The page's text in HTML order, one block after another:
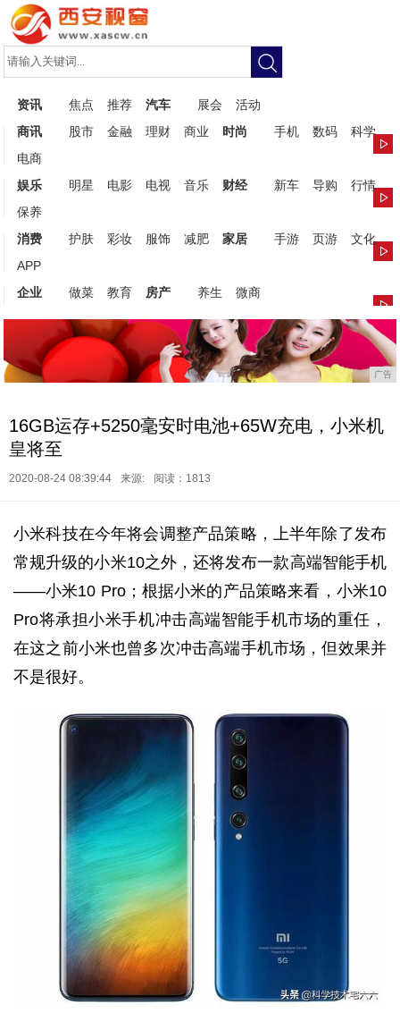
资讯 焦点 推荐 汽车 展会
活动
商讯
股市 金融 理财 商业 时尚 手机 数码
科学
电商
娱乐
明星 电影 电视 音乐 财经 新车 导购
行情
保养
消费
护肤 彩妆 服饰 减肥 家居 手游 页游
文化
APP
企业
做菜 教育 房产 养生 微商
广告
16GB运存+5250毫安时电池+65W充电，小米机
皇将至
2020-08-24 08:39:44 来源: 阅读：1813
小米科技在今年将会调整产品策略，上半年除了发布
常规升级的小米10之外，还将发布一款高端智能手机
——小米10 Pro；根据小米的产品策略来看，小米10
Pro将承担小米手机冲击高端智能手机市场的重任，
在这之前小米也曾多次冲击高端手机市场，但效果并
不是很好。